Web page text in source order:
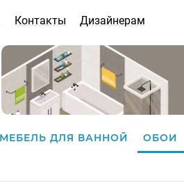
Контакты Дизайнерам
МЕБЕЛЬ ДЛЯ ВАННОЙ ОБОИ